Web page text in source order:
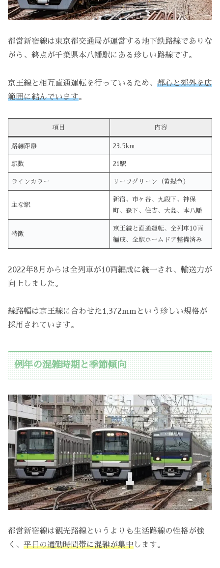
都営新宿線は東京都交通局が運営する地下鉄路線でありな
がら、終点が千葉県本八幡駅にある珍しい路線です。
京王線と相互直通運転を行っているため、 都心と郊外を広
範囲に結んでいます。
項目 内容
路線距離 23.5km
駅数 21駅
ラインカラー リーフグリーン（黄緑色）
主な駅
新宿、市ヶ谷、九段下、神保
町、森下、住吉、大島、本八幡
特徴
京王線と直通運転、全列車10両
編成、全駅ホームドア整備済み
2022年8月からは全列車が10両編成に統一され、輸送力が
向上しました。
線路幅は京王線に合わせた1,372mmという珍しい規格が
採用されています。
例年の混雑時期と季節傾向
都営新宿線は観光路線というよりも生活路線の性格が強
く、 平日の通勤時間帯に混雑が集中 します。